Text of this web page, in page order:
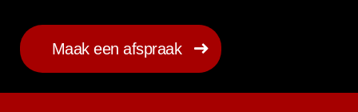
Maak een afspraak